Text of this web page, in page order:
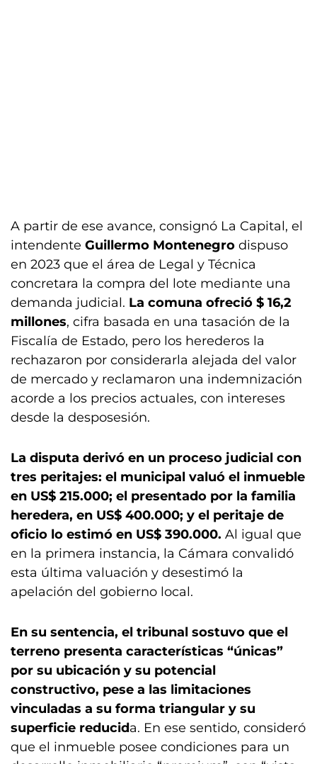
A partir de ese avance, consignó La Capital, el
intendente Guillermo Montenegro dispuso
en 2023 que el área de Legal y Técnica
concretara la compra del lote mediante una
demanda judicial. La comuna ofreció $ 16,2
millones, cifra basada en una tasación de la
Fiscalía de Estado, pero los herederos la
rechazaron por considerarla alejada del valor
de mercado y reclamaron una indemnización
acorde a los precios actuales, con intereses
desde la desposesión.
La disputa derivó en un proceso judicial con
tres peritajes: el municipal valuó el inmueble
en US$ 215.000; el presentado por la familia
heredera, en US$ 400.000; y el peritaje de
oficio lo estimó en US$ 390.000. Al igual que
en la primera instancia, la Cámara convalidó
esta última valuación y desestimó la
apelación del gobierno local.
En su sentencia, el tribunal sostuvo que el
terreno presenta características “únicas”
por su ubicación y su potencial
constructivo, pese a las limitaciones
vinculadas a su forma triangular y su
superficie reducida. En ese sentido, consideró
que el inmueble posee condiciones para un